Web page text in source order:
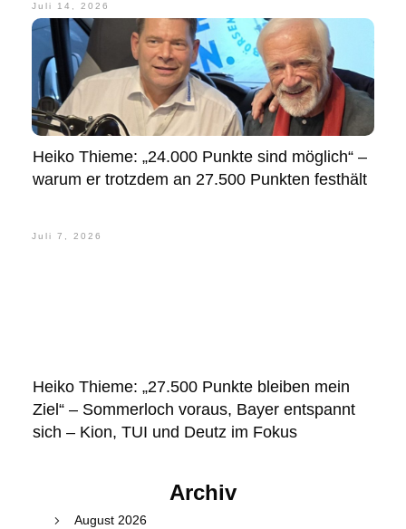
Juli 14, 2026
Heiko Thieme: „24.000 Punkte sind möglich“ –
warum er trotzdem an 27.500 Punkten festhält
Juli 7, 2026
Heiko Thieme: „27.500 Punkte bleiben mein
Ziel“ – Sommerloch voraus, Bayer entspannt
sich – Kion, TUI und Deutz im Fokus
Archiv
August 2026